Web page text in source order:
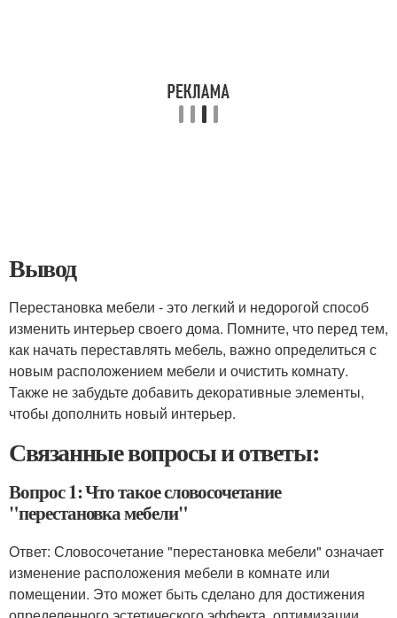
Вывод
Перестановка мебели - это легкий и недорогой способ
изменить интерьер своего дома. Помните, что перед тем,
как начать переставлять мебель, важно определиться с
новым расположением мебели и очистить комнату.
Также не забудьте добавить декоративные элементы,
чтобы дополнить новый интерьер.
Связанные вопросы и ответы:
Вопрос 1: Что такое словосочетание
"перестановка мебели"
Ответ: Словосочетание "перестановка мебели" означает
изменение расположения мебели в комнате или
помещении. Это может быть сделано для достижения